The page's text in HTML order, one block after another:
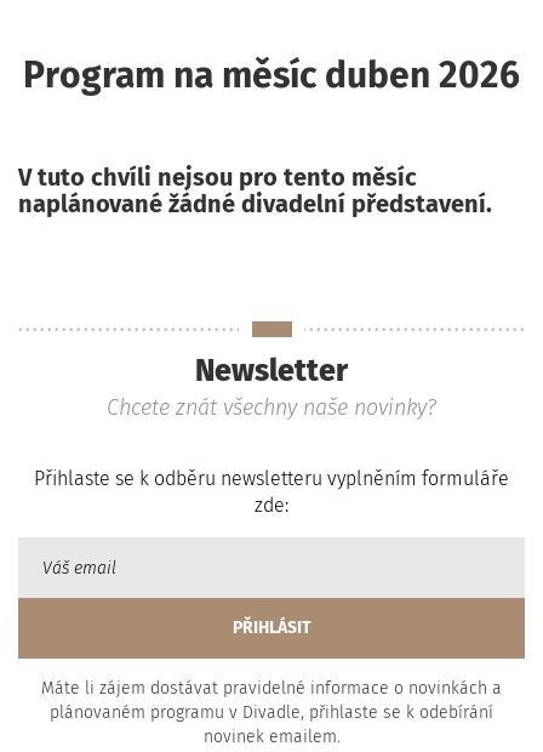
Program na měsíc duben 2026
V tuto chvíli nejsou pro tento měsíc
naplánované žádné divadelní představení.
Newsletter
Chcete znát všechny naše novinky?
Přihlaste se k odběru newsletteru vyplněním formuláře
zde:
Máte li zájem dostávat pravidelné informace o novinkách a
plánovaném programu v Divadle, přihlaste se k odebírání
novinek emailem.